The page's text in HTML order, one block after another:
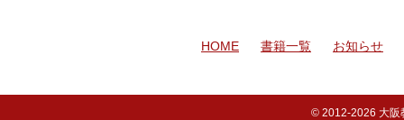
HOME 書籍一覧 お知らせ
© 2012-2026 大阪